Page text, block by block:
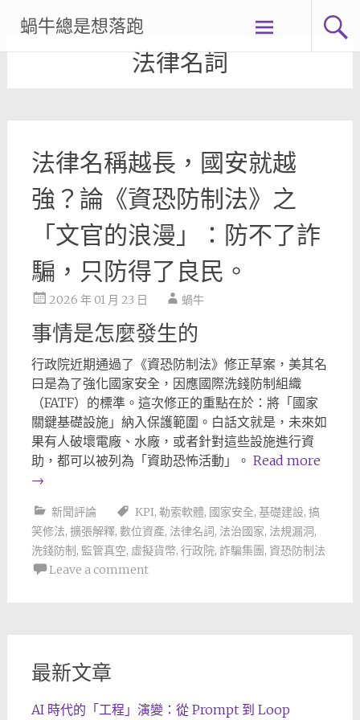
content
蝸牛總是想落跑
法律名詞
法律名稱越長，國安就越
強？論《資恐防制法》之
「文官的浪漫」：防不了詐
騙，只防得了良民。
2026 年 01 月 23 日 蝸牛
事情是怎麼發生的
行政院近期通過了《資恐防制法》修正草案，美其名
曰是為了強化國家安全，因應國際洗錢防制組織
（FATF）的標準。這次修正的重點在於：將「國家
關鍵基礎設施」納入保護範圍。白話文就是，未來如
果有人破壞電廠、水廠，或者針對這些設施進行資
助，都可以被列為「資助恐怖活動」。 Read more
→
新聞評論 KPI, 勒索軟體, 國家安全, 基礎建設, 搞
笑修法, 擴張解釋, 數位資產, 法律名詞, 法治國家, 法規漏洞,
洗錢防制 , 監管真空, 虛擬貨幣, 行政院, 詐騙集團, 資恐防制法
Leave a comment
最新文章
AI 時代的「工程」演變：從 Prompt 到 Loop